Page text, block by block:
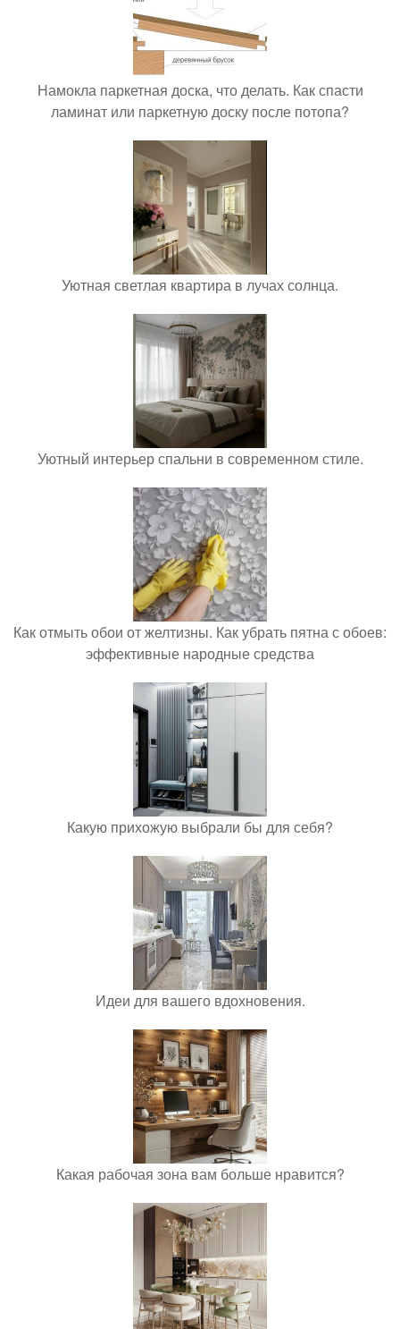
Намокла паркетная доска, что делать. Как спасти
ламинат или паркетную доску после потопа?
Уютная светлая квартира в лучах солнца.
Уютный интерьер спальни в современном стиле.
Как отмыть обои от желтизны. Как убрать пятна с обоев:
эффективные народные средства
Какую прихожую выбрали бы для себя?
Идеи для вашего вдохновения.
Какая рабочая зона вам больше нравится?